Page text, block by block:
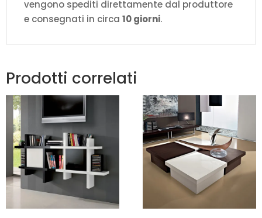
vengono spediti direttamente dal produttore
e consegnati in circa 10 giorni.
Prodotti correlati